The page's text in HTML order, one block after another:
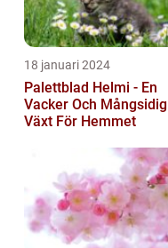
18 januari 2024
Palettblad Helmi - En
Vacker Och Mångsidig
Växt För Hemmet